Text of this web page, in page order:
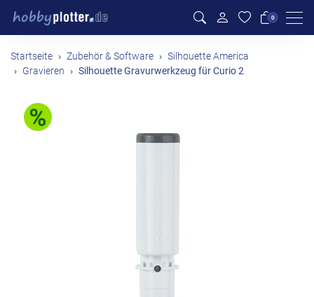
0
Startseite Zubehör & Software
Silhouette America
Gravieren
Silhouette Gravurwerkzeug für Curio 2